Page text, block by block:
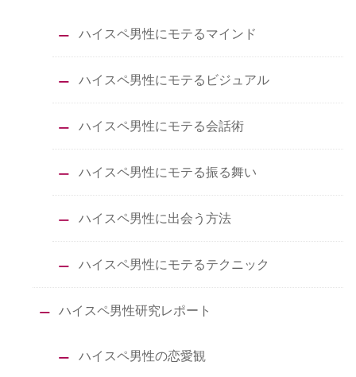
ハイスペ男性にモテるマインド
ハイスペ男性にモテるビジュアル
ハイスペ男性にモテる会話術
ハイスペ男性にモテる振る舞い
ハイスペ男性に出会う方法
ハイスペ男性にモテるテクニック
ハイスペ男性研究レポート
ハイスペ男性の恋愛観